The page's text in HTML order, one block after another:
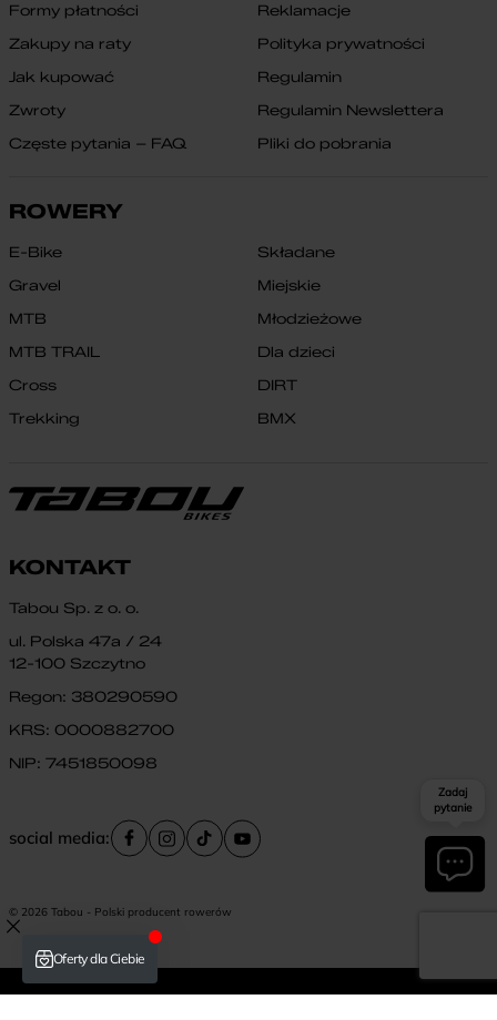
Formy płatności
Zakupy na raty
Jak kupować
Zwroty
Częste pytania – FAQ
Reklamacje
Polityka prywatności
Regulamin
Regulamin Newslettera
Pliki do pobrania
ROWERY
E-Bike
Gravel
MTB
MTB TRAIL
Cross
Trekking
Składane
Miejskie
Młodzieżowe
Dla dzieci
DIRT
BMX
KONTAKT
Tabou Sp. z o. o.
ul. Polska 47a / 24
12-100 Szczytno
Regon: 380290590
KRS: 0000882700
NIP: 7451850098
social media:
© 2026 Tabou - Polski producent rowerów
Zadaj
pytanie